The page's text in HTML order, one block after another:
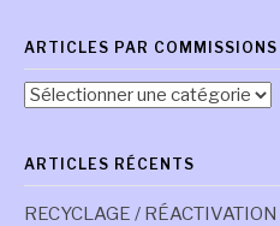
ARTICLES PAR COMMISSIONS
Articles
ARTICLES RÉCENTS
RECYCLAGE /